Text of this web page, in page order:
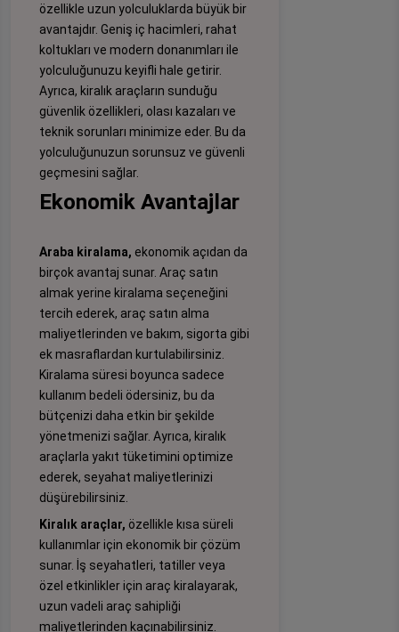
özellikle uzun yolculuklarda büyük bir
avantajdır. Geniş iç hacimleri, rahat
koltukları ve modern donanımları ile
yolculuğunuzu keyifli hale getirir.
Ayrıca, kiralık araçların sunduğu
güvenlik özellikleri, olası kazaları ve
teknik sorunları minimize eder. Bu da
yolculuğunuzun sorunsuz ve güvenli
geçmesini sağlar.
Ekonomik Avantajlar
Araba kiralama, ekonomik açıdan da
birçok avantaj sunar. Araç satın
almak yerine kiralama seçeneğini
tercih ederek, araç satın alma
maliyetlerinden ve bakım, sigorta gibi
ek masraflardan kurtulabilirsiniz.
Kiralama süresi boyunca sadece
kullanım bedeli ödersiniz, bu da
bütçenizi daha etkin bir şekilde
yönetmenizi sağlar. Ayrıca, kiralık
araçlarla yakıt tüketimini optimize
ederek, seyahat maliyetlerinizi
düşürebilirsiniz.
Kiralık araçlar, özellikle kısa süreli
kullanımlar için ekonomik bir çözüm
sunar. İş seyahatleri, tatiller veya
özel etkinlikler için araç kiralayarak,
uzun vadeli araç sahipliği
maliyetlerinden kaçınabilirsiniz.